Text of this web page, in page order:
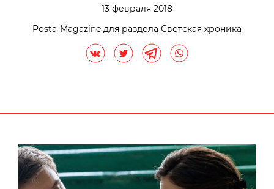
13 февраля 2018
Posta-Magazine для раздела Светская хроника